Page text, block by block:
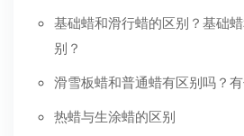
基础蜡和滑行蜡的区别？基础
别？
滑雪板蜡和普通蜡有区别吗？
热蜡与生涂蜡的区别